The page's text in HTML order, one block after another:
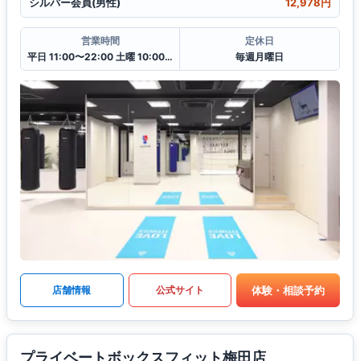
営業時間
平日 11:00〜22:00 土曜 10:00〜20:00 日・祝 10:00〜18:00
定休日
毎週月曜日
店舗情報 公式サイト 体験・相談予約
プライベートボックスフィット梅田店